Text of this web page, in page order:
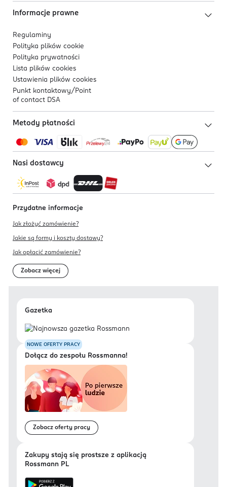
Informacje prawne
Regulaminy
Polityka plików cookie
Polityka prywatności
Lista plików cookies
Ustawienia plików cookies
Punkt kontaktowy/ Point
of contact DSA
Metody płatności
Nasi dostawcy
Przydatne informacje
Jak złożyć zamówienie?
Jakie są formy i koszty dostawy?
Jak opłacić zamówienie?
Zobacz więcej
Gazetka
NOWE OFERTY PRACY
Dołącz do zespołu Rossmanna!
Zobacz oferty pracy
Zakupy stają się prostsze z aplikacją
Rossmann PL